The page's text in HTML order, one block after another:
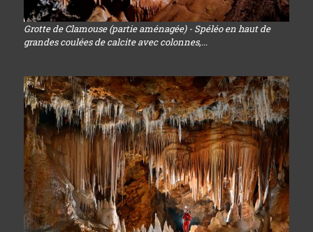
Grotte de Clamouse (partie aménagée) - Spéléo en haut de
grandes coulées de calcite avec colonnes,...